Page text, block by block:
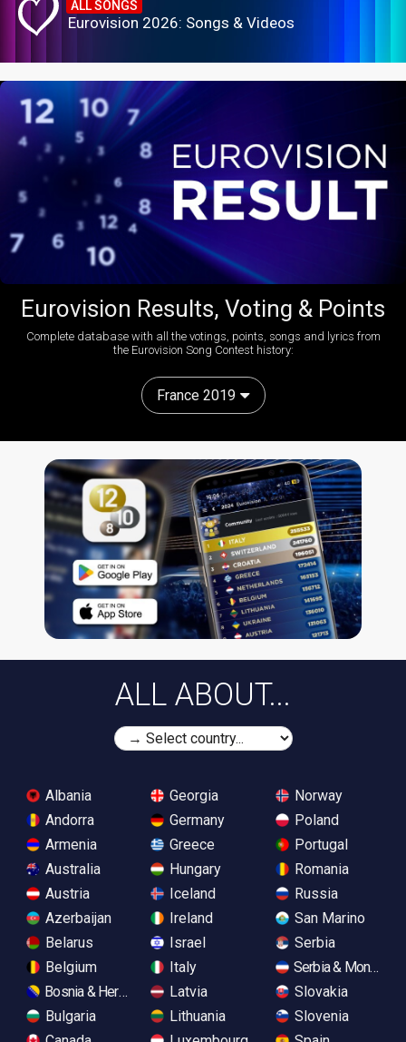
ALL SONGS
Eurovision 2026: Songs & Videos
Eurovision Results, Voting & Points
Complete database with all the votings, points, songs and lyrics from
the Eurovision Song Contest history:
France 2019
ALL ABOUT...
Albania
Andorra
Armenia
Australia
Austria
Azerbaijan
Belarus
Belgium
Bosnia & Herzegovina
Bulgaria
Georgia
Germany
Greece
Hungary
Iceland
Ireland
Israel
Italy
Latvia
Lithuania
Norway
Poland
Portugal
Romania
Russia
San Marino
Serbia
Serbia &
Slovakia
Slovenia